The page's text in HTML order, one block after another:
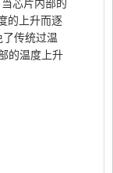
的上升而逐
传统过温
的温度上升